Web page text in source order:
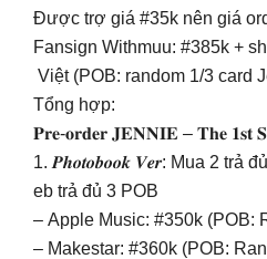
Được trợ giá #35k nên giá
Fansign Withmuu: #385k +
Việt (POB: random 1/3 card
Tổng hợp:
𝐏𝐫𝐞-𝐨𝐫𝐝𝐞𝐫 𝐉𝐄𝐍𝐍𝐈𝐄 – 𝐓𝐡𝐞 𝟏𝐬𝐭
1. 𝑷𝒉𝒐𝒕𝒐𝒃𝒐𝒐𝒌 𝑽𝒆𝒓: Mua 2 trả
eb trả đủ 3 POB
– Apple Music: #350k (POB:
– Makestar: #360k (POB: